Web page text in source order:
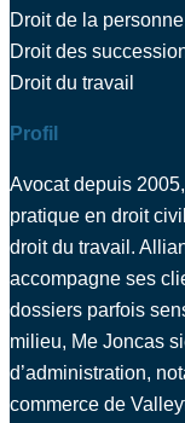
Droit de la personne
Droit des
Droit du travail
Profil
Avocat depuis
pratique en droit
droit du travail.
accompagne ses
dossiers parfois
milieu, Me Joncas
d’administration,
commerce de